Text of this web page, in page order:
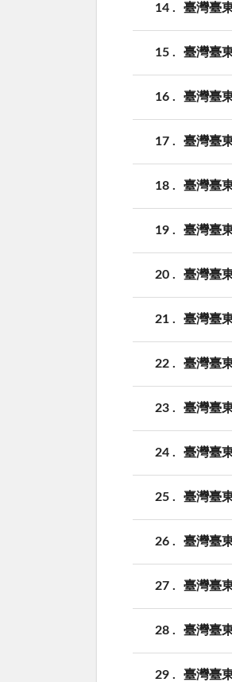
14 臺灣臺
15 臺灣臺
16 臺灣臺
17 臺灣臺
18 臺灣臺
19 臺灣臺
20 臺灣臺
21 臺灣臺
22 臺灣臺
23 臺灣臺
24 臺灣臺
25 臺灣臺
26 臺灣臺
27 臺灣臺
28 臺灣臺
29 臺灣臺